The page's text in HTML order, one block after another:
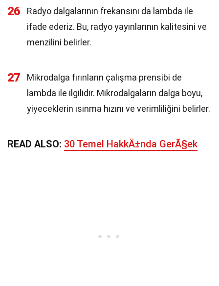
26
Radyo dalgalarının frekansını da lambda ile
ifade ederiz. Bu, radyo yayınlarının kalitesini ve
menzilini belirler.
27
Mikrodalga fırınların çalışma prensibi de
lambda ile ilgilidir. Mikrodalgaların dalga boyu,
yiyeceklerin ısınma hızını ve verimliliğini belirler.
READ ALSO: 30 Temel HakkÄ±nda GerÃ§ek